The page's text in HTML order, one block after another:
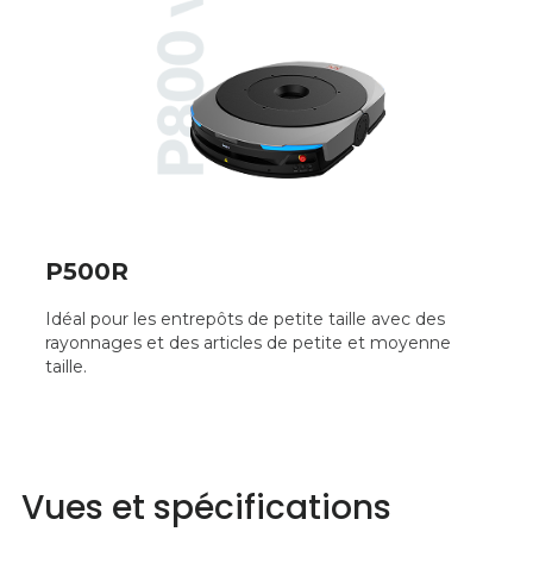
P500R
Idéal pour les entrepôts de petite taille avec des
rayonnages et des articles de petite et moyenne
taille.
Vues et spécifications